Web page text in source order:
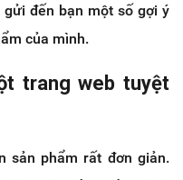
đến bạn một số gợi ý
của mình.
trang web tuyệt
sản phẩm rất đơn giản.